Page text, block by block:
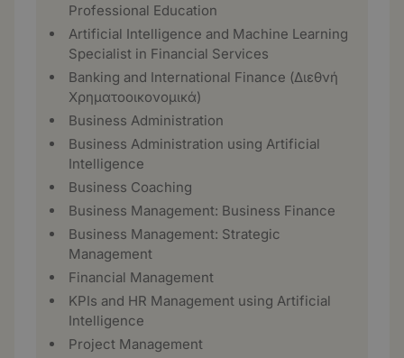
Professional Education
Artificial Intelligence and Machine Learning
Specialist in Financial Services
Banking and International Finance (Διεθνή
Χρηματοοικονομικά)
Business Administration
Business Administration using Artificial
Intelligence
Business Coaching
Business Management: Business Finance
Business Management: Strategic
Management
Financial Management
KPIs and HR Management using Artificial
Intelligence
Project Management